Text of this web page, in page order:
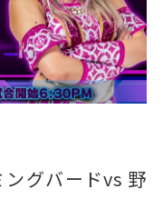
グバードvs 野